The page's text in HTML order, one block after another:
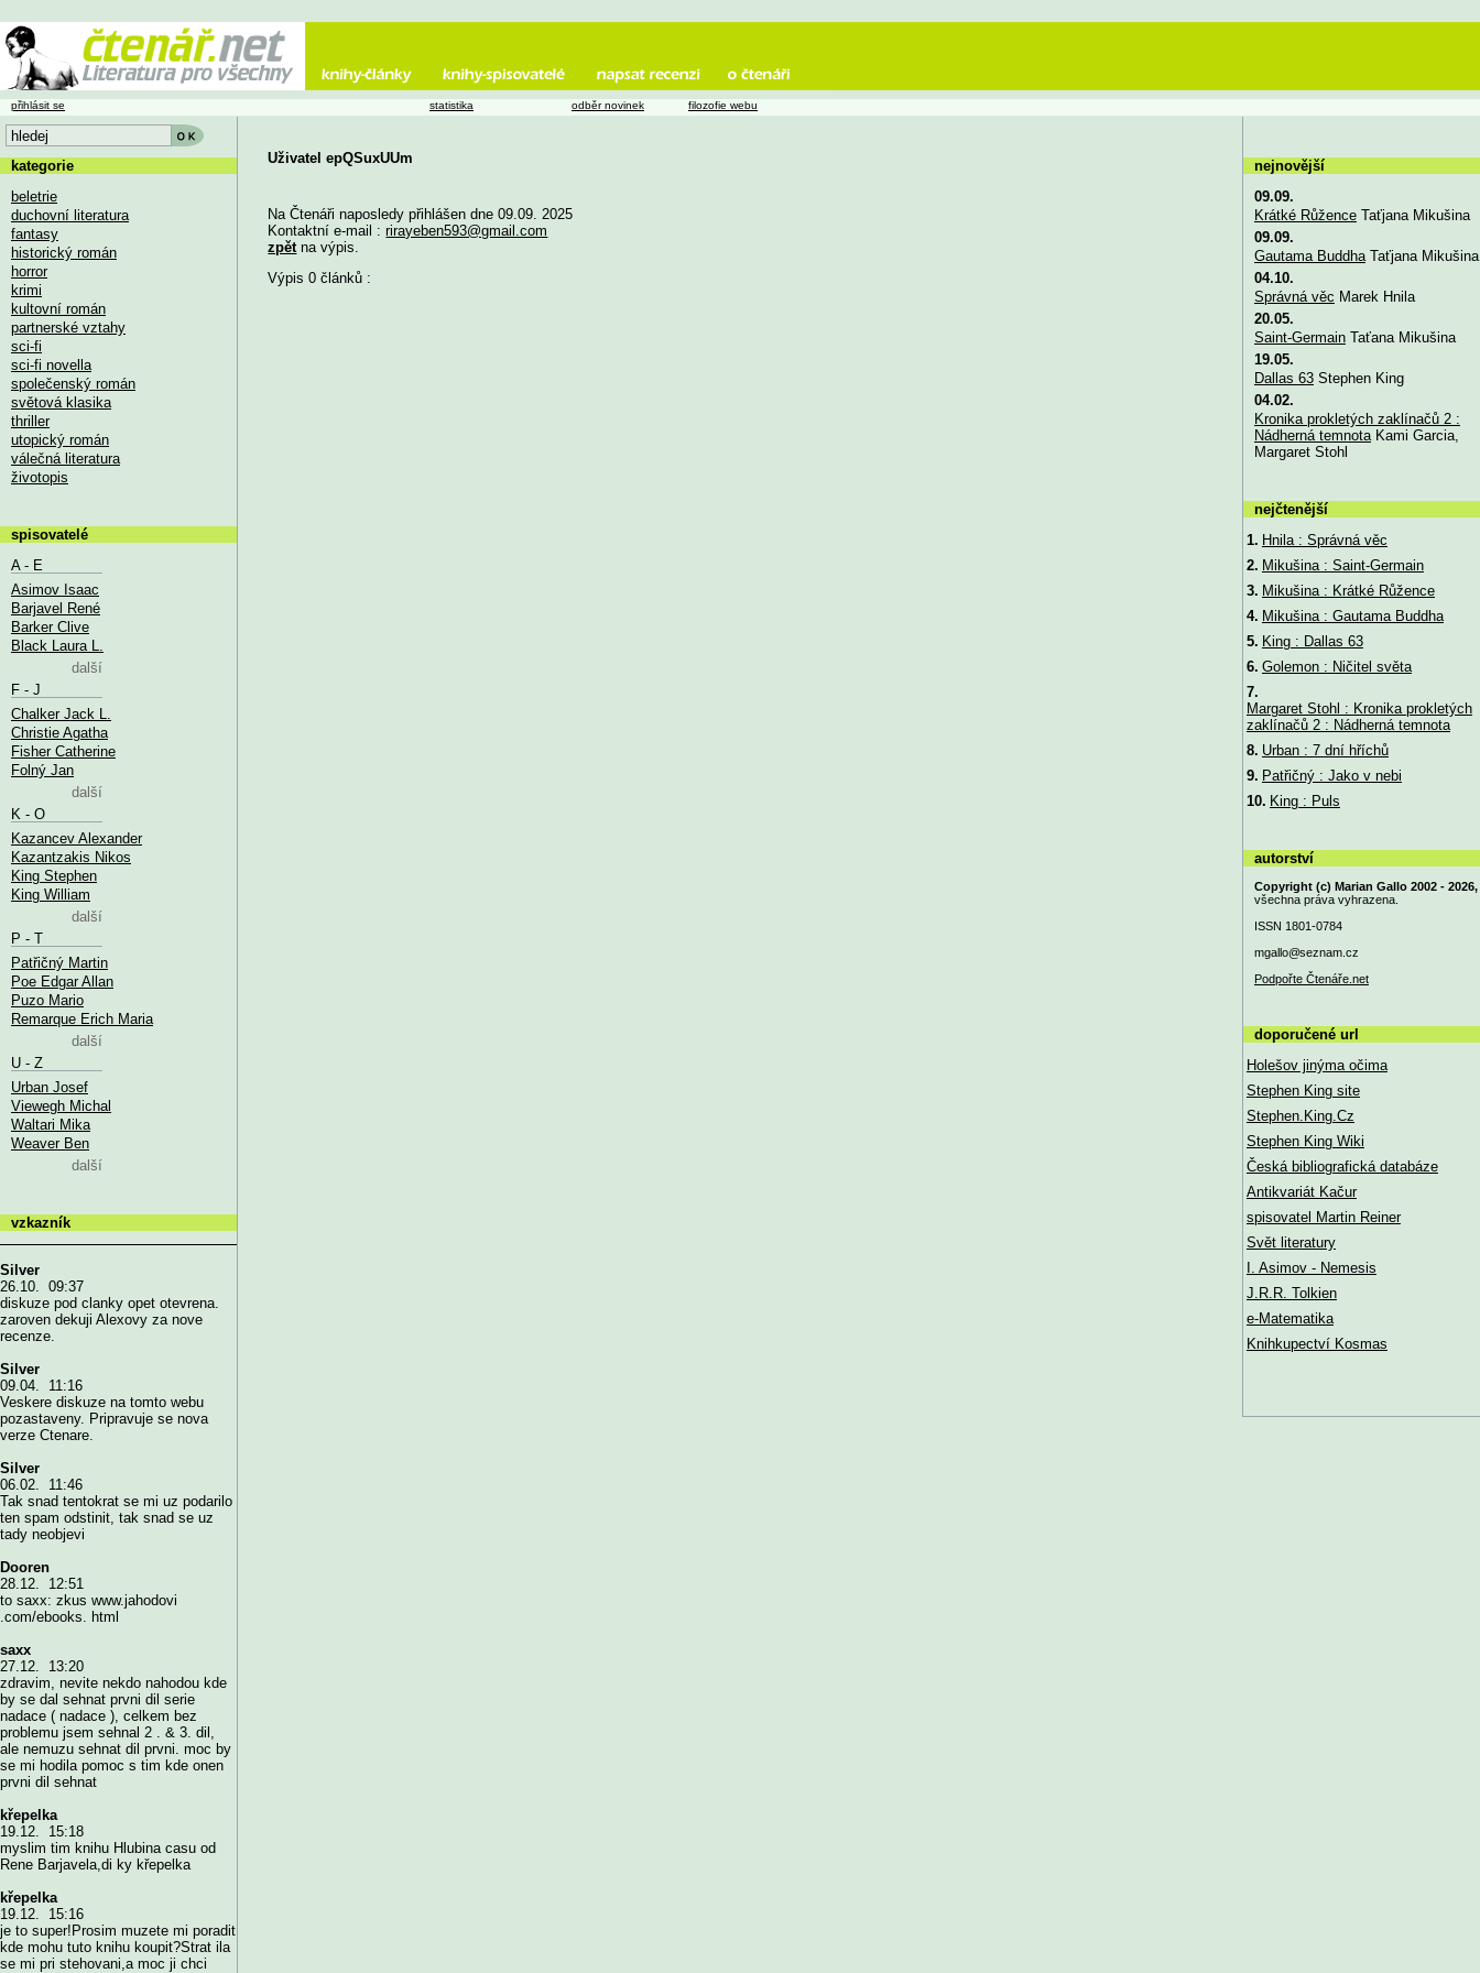
Uživatel epQSuxUUm
Na Čtenáři naposledy přihlášen dne 09.09. 2025
Kontaktní e-mail :rirayeben593@gmail.com
zpět na výpis.
Výpis 0 článků :
přihlásit se statistika odběr novinek filozofie webu
kategorie
beletrie
duchovní literatura
fantasy
historický román
horror
krimi
kultovní román
partnerské vztahy
sci-fi
sci-fi novella
společenský román
světová klasika
thriller
utopický román
válečná literatura
životopis
spisovatelé
A - E
Asimov Isaac
Barjavel René
Barker Clive
Black Laura L.
další
F - J
Chalker Jack L.
Christie Agatha
Fisher Catherine
Folný Jan
další
K - O
Kazancev Alexander
Kazantzakis Nikos
King Stephen
King William
další
P - T
Patřičný Martin
Poe Edgar Allan
Puzo Mario
Remarque Erich Maria
další
U - Z
Urban Josef
Viewegh Michal
Waltari Mika
Weaver Ben
další
vzkazník
Silver
26.10. 09:37
diskuze pod clanky opet otevrena.
zaroven dekuji Alexovy za nove
recenze.
Silver
09.04. 11:16
Veskere diskuze na tomto webu
pozastaveny. Pripravuje se nova
verze Ctenare.
Silver
06.02. 11:46
Tak snad tentokrat se mi uz podarilo
ten spam odstinit, tak snad se uz
tady neobjevi
Dooren
28.12. 12:51
to saxx: zkus www.jahodovi
.com/ebooks. html
saxx
27.12. 13:20
zdravim, nevite nekdo nahodou kde
by se dal sehnat prvni dil serie
nadace ( nadace ), celkem bez
problemu jsem sehnal 2 . & 3. dil,
ale nemuzu sehnat dil prvni. moc by
se mi hodila pomoc s tim kde onen
prvni dil sehnat
křepelka
19.12. 15:18
myslim tim knihu Hlubina casu od
Rene Barjavela,di ky křepelka
křepelka
19.12. 15:16
je to super!Prosim muzete mi poradit
kde mohu tuto knihu koupit?Strat ila
se mi pri stehovani,a moc ji chci
nejnovější
09.09.
Krátké RůženceTaťjana Mikušina
09.09.
Gautama BuddhaTaťjana Mikušina
04.10.
Správná věc Marek Hnila
20.05.
Saint-GermainTaťana Mikušina
19.05.
Dallas 63Stephen King
04.02.
Kronika prokletých zaklínačů 2 :
Nádherná temnotaKami Garcia,
Margaret Stohl
nejčtenější
1. Hnila : Správná věc
2. Mikušina : Saint-Germain
3. Mikušina : Krátké Růžence
4. Mikušina : Gautama Buddha
5. King : Dallas 63
6. Golemon : Ničitel světa
7.
Margaret Stohl : Kronika prokletých
zaklínačů 2 : Nádherná temnota
8. Urban : 7 dní hříchů
9. Patřičný : Jako v nebi
10. King : Puls
autorství
Copyright (c) Marian Gallo 2002 - 2026,
všechna práva vyhrazena.
ISSN 1801-0784
mgallo@seznam.cz
Podpořte Čtenáře.net
doporučené url
Holešov jinýma očima
Stephen King site
Stephen.King.Cz
Stephen King Wiki
Česká bibliografická databáze
Antikvariát Kačur
spisovatel Martin Reiner
Svět literatury
I. Asimov - Nemesis
J.R.R. Tolkien
e-Matematika
Knihkupectví Kosmas